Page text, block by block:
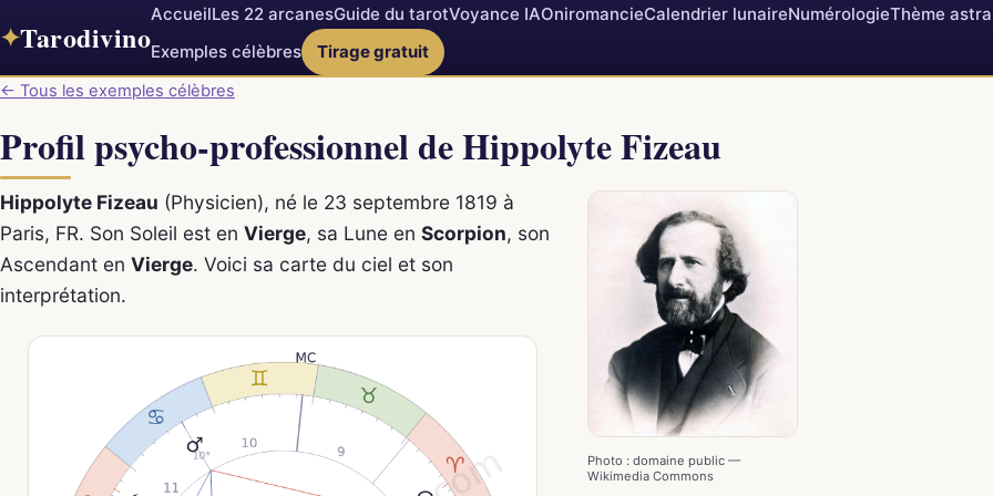
✦Tarodivino
AccueilLes 22 arcanesGuide du tarotVoyance IAOniromancieCalendrier lunaireNumérologieThème
Exemples célèbres
Tirage gratuit
← Tous les exemples célèbres
Profil psycho-professionnel de Hippolyte Fizeau
Photo : domaine public —
Wikimedia Commons
Hippolyte Fizeau (Physicien), né le 23 septembre 1819 à
Paris, FR. Son Soleil est en Vierge, sa Lune en Scorpion, son
Ascendant en Vierge. Voici sa carte du ciel et son
interprétation.